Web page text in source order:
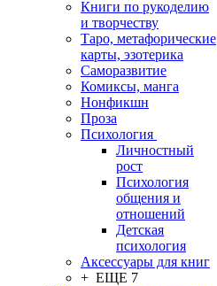
Книги по рукоделию
и творчеству
Таро, метафорические
карты, эзотерика
Саморазвитие
Комиксы, манга
Нонфикшн
Проза
Психология
Личностный
рост
Психология
общения и
отношений
Детская
психология
Аксессуары для книг
+ ЕЩЕ 7